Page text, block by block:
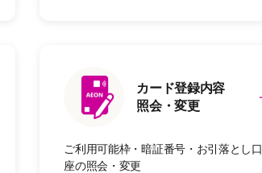
カード登録内容
照会・変更
ご利用可能枠・暗証番号・お引落とし口
座の照会・変更